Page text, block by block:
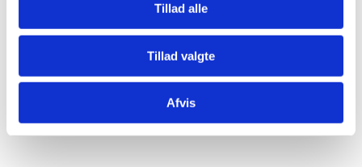
Tillad alle
Tillad valgte
Afvis